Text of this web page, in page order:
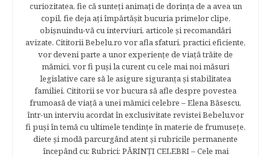
curiozitatea, fie că sunteţi animaţi de dorinţa de a avea un
copil, fie deja aţi împărtăşit bucuria primelor clipe,
obişnuindu-vă cu interviuri, articole şi recomandări
avizate. Cititorii Bebelu.ro vor afla sfaturi, practici eficiente,
vor deveni parte a unor experienţe de viaţă trăite de
mămici, vor fi puşi la curent cu cele mai noi măsuri
legislative care să le asigure siguranţa şi stabilitatea
familiei. Cititorii se vor bucura să afle despre povestea
frumoasă de viață a unei mămici celebre – Elena Băsescu,
într-un interviu acordat în exclusivitate revistei Bebelu,vor
fi puşi în temă cu ultimele tendinţe în materie de frumuseţe,
diete şi modă parcurgând atent şi rubricile permanente
începând cu: Rubrici: PĂRINŢI CELEBRI – Cele mai